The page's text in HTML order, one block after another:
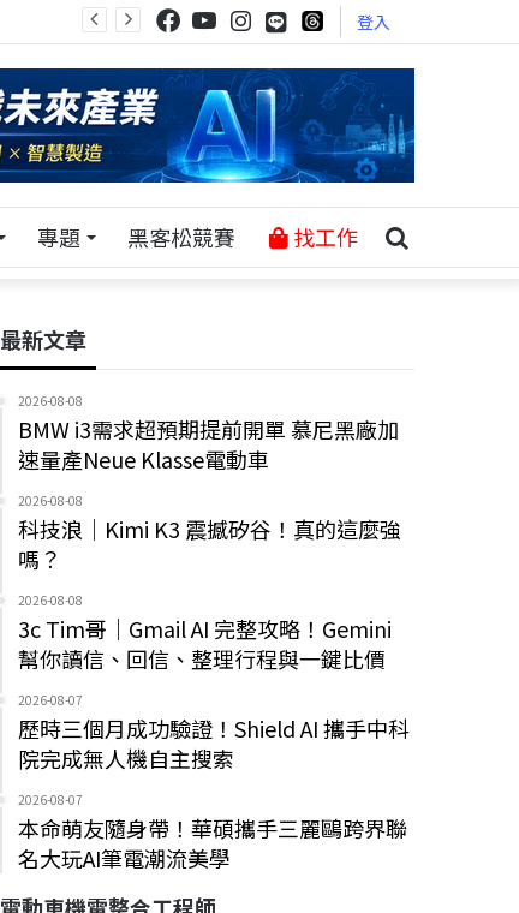
登入
專題 黑客松競賽 找工作
最新文章
2026-08-08
BMW i3需求超預期提前開單 慕尼黑廠加
速量產Neue Klasse電動車
2026-08-08
科技浪｜Kimi K3 震撼矽谷！真的這麼強
嗎？
2026-08-08
3c Tim哥｜Gmail AI 完整攻略！Gemini
幫你讀信、回信、整理行程與一鍵比價
2026-08-07
歷時三個月成功驗證！Shield AI 攜手中科
院完成無人機自主搜索
2026-08-07
本命萌友隨身帶！華碩攜手三麗鷗跨界聯
名大玩AI筆電潮流美學